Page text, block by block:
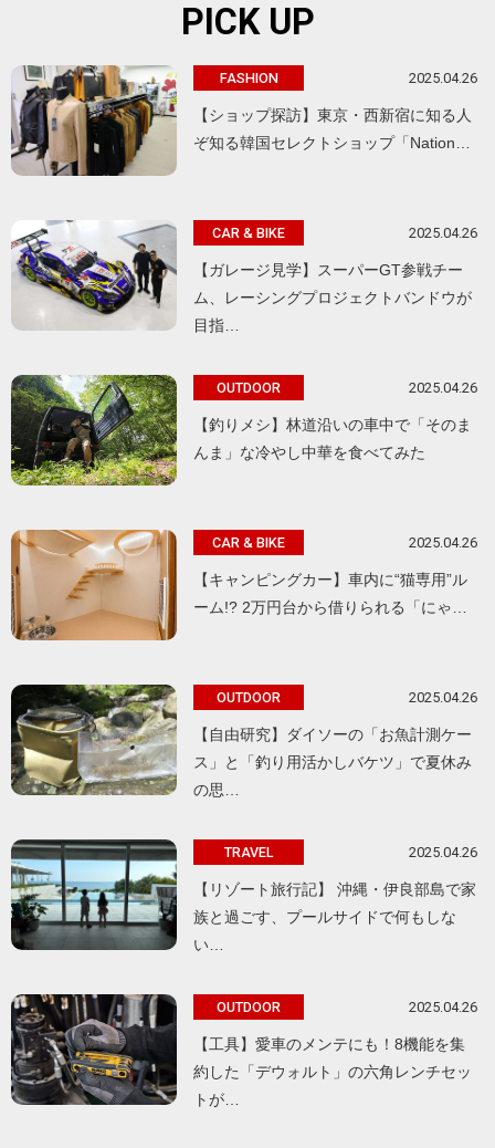
PICK UP
FASHION 2025.04.26
【ショップ探訪】東京・西新宿に知る人
ぞ知る韓国セレクトショップ「Nation…
CAR & BIKE 2025.04.26
【ガレージ見学】スーパーGT参戦チー
ム、レーシングプロジェクトバンドウが
目指…
OUTDOOR 2025.04.26
【釣りメシ】林道沿いの車中で「そのま
んま」な冷やし中華を食べてみた
CAR & BIKE 2025.04.26
【キャンピングカー】車内に“猫専用”ル
ーム!? 2万円台から借りられる「にゃ…
OUTDOOR 2025.04.26
【自由研究】ダイソーの「お魚計測ケー
ス」と「釣り用活かしバケツ」で夏休み
の思…
TRAVEL 2025.04.26
【リゾート旅行記】 沖縄・伊良部島で家
族と過ごす、プールサイドで何もしな
い…
OUTDOOR 2025.04.26
【工具】愛車のメンテにも！8機能を集
約した「デウォルト」の六角レンチセッ
トが…